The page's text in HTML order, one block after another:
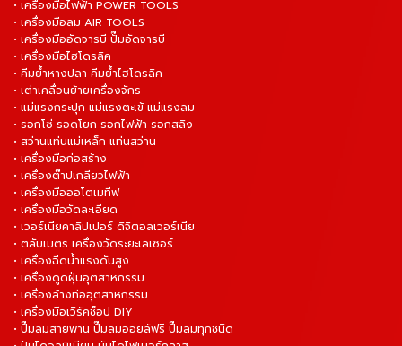
• เครื่องมือไฟฟ้า POWER TOOLS
• เครื่องมือลม AIR TOOLS
• เครื่องมืออัดจารบี ปั๊มอัดจารบี
• เครื่องมือไฮโดรลิค
• คีมย้ำหางปลา คีมย้ำไฮโดรลิค
• เต่าเคลื่อนย้ายเครื่องจักร
• แม่แรงกระปุก แม่แรงตะเข้ แม่แรงลม
• รอกโซ่ รอดโยก รอกไฟฟ้า รอกสลิง
• สว่านแท่นแม่เหล็ก แท่นสว่าน
• เครื่องมือก่อสร้าง
• เครื่องต๊าปเกลียวไฟฟ้า
• เครื่องมือออโตเมทีฟ
• เครื่องมือวัดละเอียด
• เวอร์เนียคาลิปเปอร์ ดิจิตอลเวอร์เนีย
• ตลับเมตร เครื่องวัดระยะเลเซอร์
• เครื่องฉีดน้ำแรงดันสูง
• เครื่องดูดฝุ่นอุตสาหกรรม
• เครื่องล้างท่ออุตสาหกรรม
• เครื่องมือเวิร์คช็อป DIY
• ปั๊มลมสายพาน ปั๊มลมออยล์ฟรี ปั๊มลมทุกชนิด